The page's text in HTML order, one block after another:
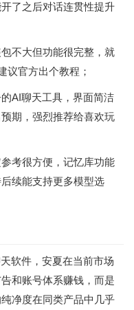
了之后对话连贯性提升
不大但功能很完整，就
议官方出个教程；
AI聊天工具，界面简洁
期，强烈推荐给喜欢玩
考很方便，记忆库功能
续能支持更多模型选
软件，安夏在当前市场
和账号体系赚钱，而是
净度在同类产品中几乎